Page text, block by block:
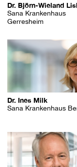
Dr. Björn-Wieland
Sana Krankenhaus
Gerresheim
Dr. Ines Milk
Sana Krankenhaus